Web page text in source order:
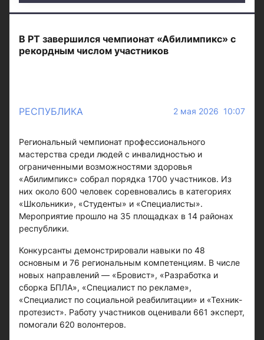
В РТ завершился чемпионат «Абилимпикс» с
рекордным числом участников
РЕСПУБЛИКА 2 мая 2026 10:07
Региональный чемпионат профессионального
мастерства среди людей с инвалидностью и
ограниченными возможностями здоровья
«Абилимпикс» собрал порядка 1700 участников. Из
них около 600 человек соревновались в категориях
«Школьники», «Студенты» и «Специалисты».
Мероприятие прошло на 35 площадках в 14 районах
республики.
Конкурсанты демонстрировали навыки по 48
основным и 76 региональным компетенциям. В числе
новых направлений — «Бровист», «Разработка и
сборка БПЛА», «Специалист по рекламе»,
«Специалист по социальной реабилитации» и «Техник-
протезист». Работу участников оценивали 661 эксперт,
помогали 620 волонтеров.